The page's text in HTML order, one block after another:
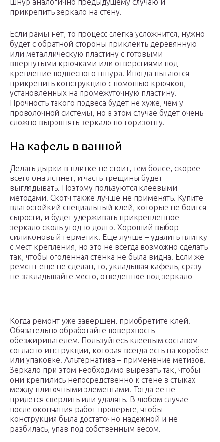
шнур аналогично предыдущему случаю и
прикрепить зеркало на стену.
Если рамы нет, то процесс слегка усложнится, нужно
будет с обратной стороны приклеить деревянную
или металлическую пластину с готовыми
ввернутыми крючками или отверстиями под
крепление подвесного шнура. Иногда пытаются
прикрепить конструкцию с помощью крючков,
установленных на промежуточную пластину.
Прочность такого подвеса будет не хуже, чем у
проволочной системы, но в этом случае будет очень
сложно выровнять зеркало по горизонту.
На кафель в ванной
Делать дырки в плитке не стоит, тем более, скорее
всего она лопнет, и часть трещины будет
выглядывать. Поэтому пользуются клеевыми
методами. Скотч также лучше не применять. Купите
влагостойкий специальный клей, которые не боится
сырости, и будет удерживать прикрепленное
зеркало сколь угодно долго. Хороший выбор –
силиконовый герметик. Еще лучше – удалить плитку
с мест крепления, но это не всегда возможно сделать
так, чтобы оголенная стенка не была видна. Если же
ремонт еще не сделан, то, укладывая кафель, сразу
не закладывайте место, отведенное под зеркало.
Когда ремонт уже завершен, приобретите клей.
Обязательно обработайте поверхность
обезжиривателем. Пользуйтесь клеевым составом
согласно инструкции, которая всегда есть на коробке
или упаковке. Альтернатива – применение метизов.
Зеркало при этом необходимо вырезать так, чтобы
они крепились непосредственно к стене в стыках
между плиточными элементами. Тогда ее не
придется сверлить или удалять. В любом случае
после окончания работ проверьте, чтобы
конструкция была достаточно надежной и не
разбилась, упав под собственным весом.